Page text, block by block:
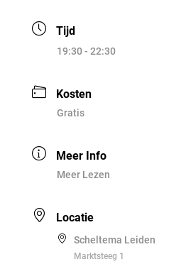
Tijd
19:30 - 22:30
Kosten
Gratis
Meer Info
Meer Lezen
Locatie
Scheltema Leiden
Marktsteeg 1